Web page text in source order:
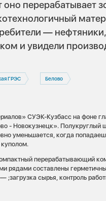
перерабатывает
— нефтяники,
и увидели
ГРЭС Белово
СУЭК-Кузбасс на фоне
- Новокузнецк». Полукруглый
уменьшается, когда
перерабатывающий
рядами составлены
;загрузка сырья, контроль